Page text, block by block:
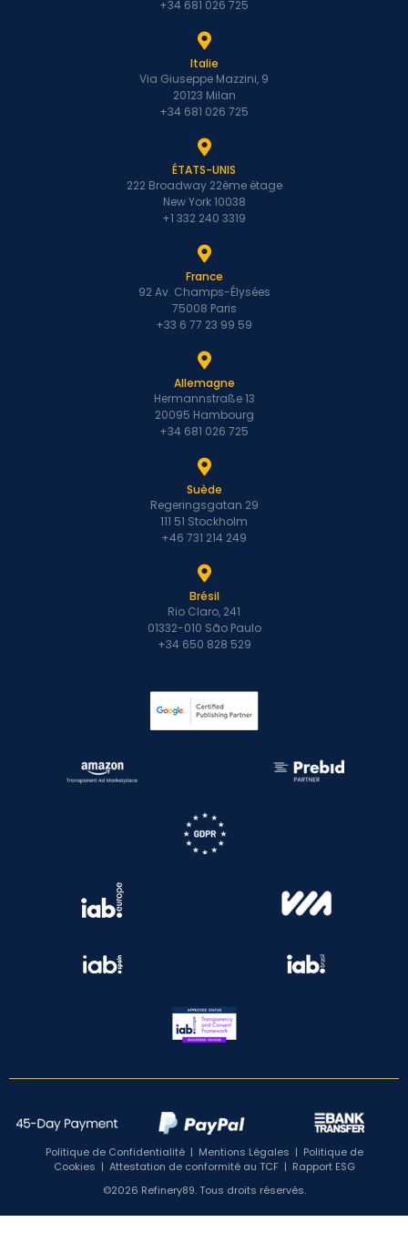
+34 681 026 725
Italie
Via Giuseppe Mazzini, 9
20123 Milan
+34 681 026 725
ÉTATS-UNIS
222 Broadway 22ème étage
New York 10038
+1 332 240 3319
France
92 Av. Champs-Élysées
75008 Paris
+33 6 77 23 99 59
Allemagne
Hermannstraße 13
20095 Hambourg
+34 681 026 725
Suède
Regeringsgatan 29
111 51 Stockholm
+46 731 214 249
Brésil
Rio Claro, 241
01332-010 São Paulo
+34 650 828 529
Politique de Confidentialité| Mentions Légales | Politique de
Cookies | Attestation de conformité au TCF| Rapport ESG
©2026 Refinery89. Tous droits réservés.